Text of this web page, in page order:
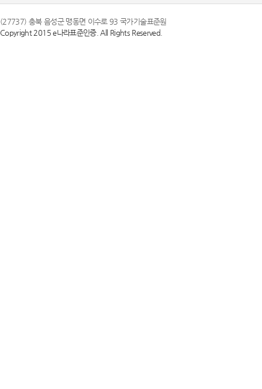
(27737) 충북 음성군 맹동면 이수로 93 국가기술표준원
Copyright 2015 e나라표준인증. All Rights Reserved.